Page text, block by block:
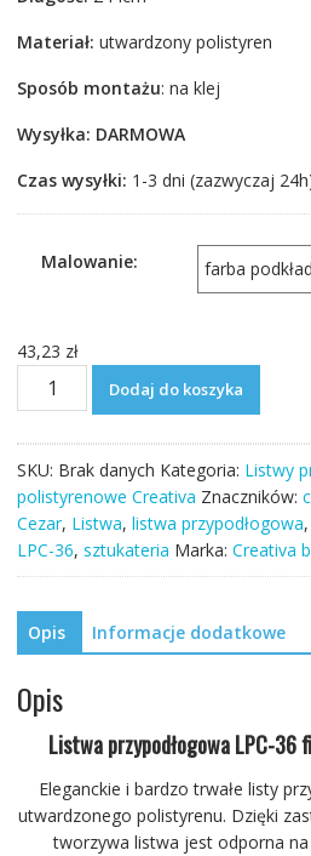
Materiał: utwardzony polistyren
Sposób montażu: na klej
Wysyłka: DARMOWA
Czas wysyłki: 1-3 dni (zazwyczaj
Malowanie:
43,23 zł
ilość
36
244cm
Creativa
4cm
Dodaj do koszyka
SKU: Brak danych Kategoria: Listwy
polistyrenowe Creativa Znaczników:
Cezar, Listwa, listwa przypodłogowa,
LPC-36, sztukateria Marka: Creativa
Opis Informacje dodatkowe
Opis
Listwa przypodłogowa LPC-36
Eleganckie i bardzo trwałe listy
utwardzonego polistyrenu. Dzięki
tworzywa listwa jest odporna